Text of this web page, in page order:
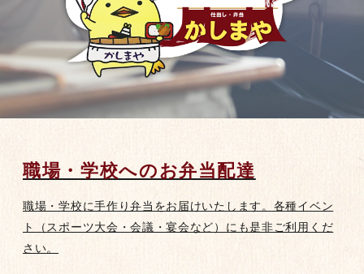
職場・学校へのお弁当配達
職場・学校に手作り弁当をお届けいたします。各種イベン
ト（スポーツ大会・会議・宴会など）にも是非ご利用くだ
さい。